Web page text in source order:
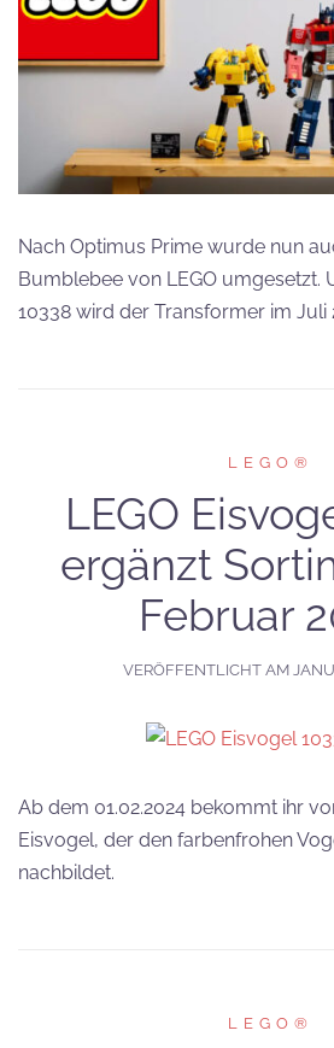
Nach Optimus Prime wurde nun
Bumblebee von LEGO umgesetzt.
10338 wird der Transformer im Juli
LEGO®
LEGO
ergänzt
Februar
VERÖFFENTLICHT AM
Ab dem 01.02.2024 bekommt ihr
Eisvogel, der den farbenfrohen
nachbildet.
LEGO®